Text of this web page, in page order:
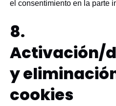
el consentimiento en la parte
8.
Activación/
y
cookies